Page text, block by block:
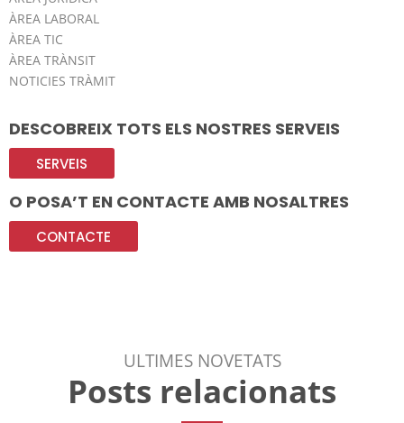
ÀREA LABORAL
ÀREA TIC
ÀREA TRÀNSIT
NOTICIES TRÀMIT
DESCOBREIX TOTS ELS NOSTRES SERVEIS
SERVEIS
O POSA’T EN CONTACTE AMB NOSALTRES
CONTACTE
ULTIMES NOVETATS
Posts relacionats